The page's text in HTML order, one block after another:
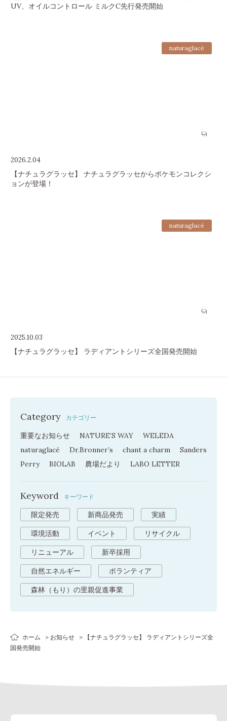
UV、オイルコントロール ミルクC先行発売開始
naturaglacé
2026.2.04
【ナチュラグラッセ】 ナチュラグラッセからポケモンコレクシ
ョンが登場！
naturaglacé
2025.10.03
【ナチュラグラッセ】 ラディアントシリーズ全国発売開始
Category カテゴリー
重要なお知らせ NATURE’S WAY
WELEDA
naturaglacé
Dr.Bronner’s chant a charm
Sanders
Perry
BIOLAB 農場だより LABO LETTER
Keyword キーワード
限定発売 新商品発売 実績
環境活動 イベント リサイクル
リニューアル 新卒採用
自然エネルギー ボランティア
森林（もり）の里親促進事業
ホーム お知らせ
【ナチュラグラッセ】 ラディアントシリーズ全
国発売開始